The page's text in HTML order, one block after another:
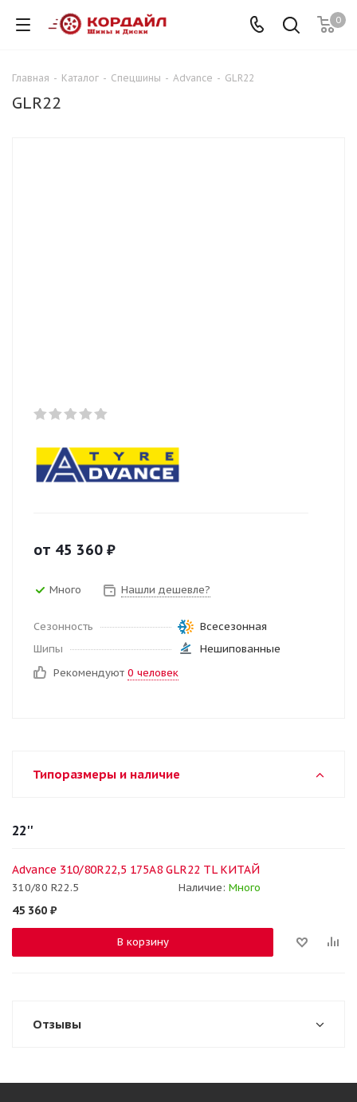
0
Главная - Каталог - Спецшины - Advance - GLR22
GLR22
от 45 360 ₽
Много Нашли дешевле?
Сезонность
Всесезонная
Шипы
Нешипованные
Рекомендуют 0 человек
Типоразмеры и наличие
22''
Advance 310/80R22,5 175A8 GLR22 TL КИТАЙ
310/80 R22.5 Наличие: Много
45 360 ₽
В корзину
Отзывы